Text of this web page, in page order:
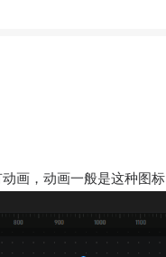
画，动画一般是这种图标